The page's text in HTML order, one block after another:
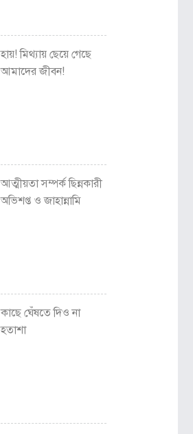
হায়! মিথ্যায় ছেয়ে গেছে
আমাদের জীবন!
আত্মীয়তা সম্পর্ক ছিন্নকারী
অভিশপ্ত ও জাহান্নামি
কাছে ঘেঁষতে দিও না
হতাশা